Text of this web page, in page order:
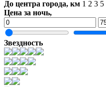
До центра города, км 1 2 3 5
Цена за ночь,
Звездность